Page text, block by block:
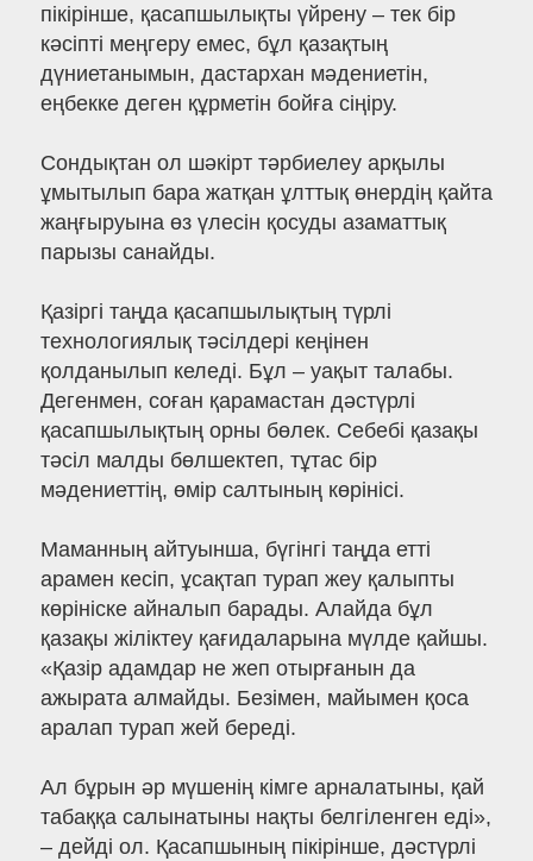
пікірінше, қасапшылықты үйрену – тек бір
кәсіпті меңгеру емес, бұл қазақтың
дүниетанымын, дастархан мәдениетін,
еңбекке деген құрметін бойға сіңіру.
Сондықтан ол шәкірт тәрбиелеу арқылы
ұмытылып бара жатқан ұлттық өнердің қайта
жаңғыруына өз үлесін қосуды азаматтық
парызы санайды.
Қазіргі таңда қасапшылықтың түрлі
технологиялық тәсілдері кеңінен
қолданылып келеді. Бұл – уақыт талабы.
Дегенмен, соған қарамастан дәстүрлі
қасапшылықтың орны бөлек. Себебі қазақы
тәсіл малды бөлшектеп, тұтас бір
мәдениеттің, өмір салтының көрінісі.
Маманның айтуынша, бүгінгі таңда етті
арамен кесіп, ұсақтап турап жеу қалыпты
көрініске айналып барады. Алайда бұл
қазақы жіліктеу қағидаларына мүлде қайшы.
«Қазір адамдар не жеп отырғанын да
ажырата алмайды. Безімен, майымен қоса
аралап турап жей береді.
Ал бұрын әр мүшенің кімге арналатыны, қай
табаққа салынатыны нақты белгіленген еді»,
– дейді ол. Қасапшының пікірінше, дәстүрлі